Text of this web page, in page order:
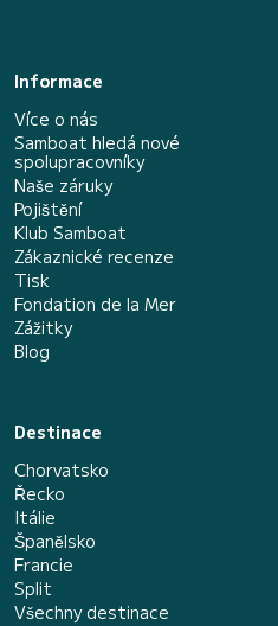
Informace
Více o nás
Samboat hledá nové
spolupracovníky
Naše záruky
Pojištění
Klub Samboat
Zákaznické recenze
Tisk
Fondation de la Mer
Zážitky
Blog
Destinace
Chorvatsko
Řecko
Itálie
Španělsko
Francie
Split
Všechny destinace